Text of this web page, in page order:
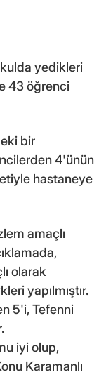
yedikleri
43 öğrenci
bir
4'ünün
hastaneye
amaçlı
olarak
yapılmıştır.
5'i, Tefenni
iyi olup,
Karamanlı